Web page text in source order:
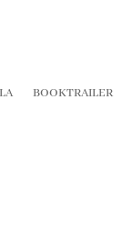
BOOKTRAILER